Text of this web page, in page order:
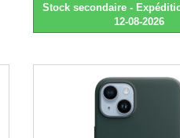
Stock secondaire -
12-08-2026